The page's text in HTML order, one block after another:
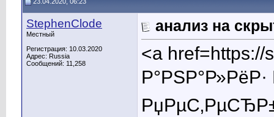
StephenClode
Местный
Регистрация: 10.03.2020
Адрес: Russia
Сообщений: 11,258
анализ на
<a
Р°РЅР°Р»РёР·